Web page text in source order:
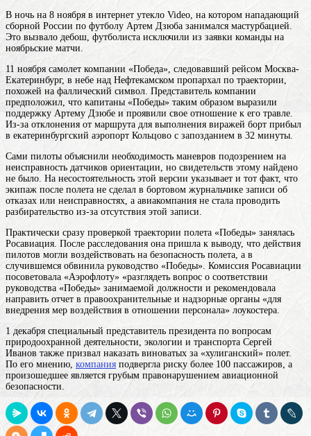
В ночь на 8 ноября в интернет утекло Video, на котором нападающий
сборной России по футболу Артем Дзюба занимался мастурбацией.
Это вызвало дебош, футболиста исключили из заявки команды на
ноябрьские матчи.
11 ноября самолет компании «Победа», следовавший рейсом Москва-
Екатеринбург, в небе над Нефтекамском пропархал по траектории,
похожей на фаллический символ. Представитель компании
предположил, что капитаны «Победы» таким образом выразили
поддержку Артему Дзюбе и проявили свое отношение к его травле.
Из-за отклонения от маршрута для выполнения виражей борт прибыл
в екатеринбургский аэропорт Кольцово с запозданием в 32 минуты.
Сами пилоты объяснили необходимость маневров подозрением на
неисправность датчиков ориентации, но свидетельств этому найдено
не было. На несостоятельность этой версии указывает и тот факт, что
экипаж после полета не сделал в бортовом журнальчике записи об
отказах или неисправностях, а авиакомпания не стала проводить
разбирательство из-за отсутствия этой записи.
Практически сразу проверкой траектории полета «Победы» занялась
Росавиация. После расследования она пришла к выводу, что действия
пилотов могли воздействовать на безопасность полета, а в
случившемся обвинила руководство «Победы». Комиссия Росавиации
посоветовала «Аэрофлоту» «разглядеть вопрос о соответствии
руководства «Победы» занимаемой должности и рекомендовала
направить отчет в правоохранительные и надзорные органы «для
внедрения мер воздействия в отношении персонала» лоукостера.
1 декабря специальный представитель президента по вопросам
природоохранной деятельности, экологии и транспорта Сергей
Иванов также призвал наказать виноватых за «хулиганский» полет.
По его мнению, компания подвергла риску более 100 пассажиров, а
произошедшее является грубым правонарушением авиационной
безопасности.